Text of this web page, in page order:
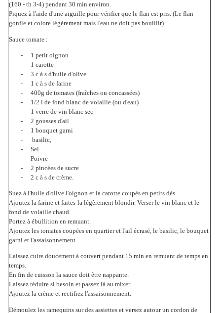
(160 - th 3-4) pendant 30 min environ.
Piquez à l'aide d'une aiguille pour vérifier que le flan est pris. (Le flan
gonfle et colore légèrement mais l'eau ne doit pas bouillir).
Sauce tomate :
-
1 petit oignon
-
1 carotte
-
3 c à s d'huile d'olive
-
1 c à s de farine
-
400g de tomates (fraîches ou concassées)
-
1/2 l de fond blanc de volaille (ou d'eau)
-
1 verre de vin blanc sec
-
2 gousses d'ail
-
1 bouquet garni
-
basilic,
-
Sel
-
Poivre
-
2 pincées de sucre
-
2 c à s de crème.
Suez à l'huile d'olive l'oignon et la carotte coupés en petits dés.
Ajoutez la farine et faites-la légèrement blondir. Verser le vin blanc et le
fond de volaille chaud.
Portez à ébullition en remuant.
Ajoutez les tomates coupées en quartier et l'ail écrasé, le basilic, le bouquet
garni et l'assaisonnement.
Laissez cuire doucement à couvert pendant 15 min en remuant de temps en
temps.
En fin de cuisson la sauce doit être nappante.
Laissez réduire si besoin et passez là au mixer.
Ajoutez la crème et rectifiez l'assaisonnement.
Démoulez les ramequins sur des assiettes et versez autour un cordon de